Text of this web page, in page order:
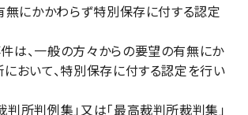
にかかわらず特別保存に付する認定
一般の方々からの要望の有無にか
において、特別保存に付する認定を行い
判例集」又は「最高裁判所裁判集」